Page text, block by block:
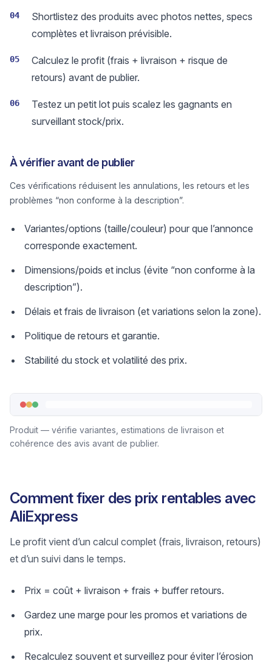
04
Shortlistez des produits avec photos nettes, specs
complètes et livraison prévisible.
05
Calculez le profit (frais + livraison + risque de
retours) avant de publier.
06
Testez un petit lot puis scalez les gagnants en
surveillant stock/prix.
À vérifier avant de publier
Ces vérifications réduisent les annulations, les retours et les
problèmes “non conforme à la description”.
Variantes/options (taille/couleur) pour que l’annonce
corresponde exactement.
Dimensions/poids et inclus (évite “non conforme à la
description”).
Délais et frais de livraison (et variations selon la zone).
Politique de retours et garantie.
Stabilité du stock et volatilité des prix.
Produit — vérifie variantes, estimations de livraison et
cohérence des avis avant de publier.
Comment fixer des prix rentables avec
AliExpress
Le profit vient d’un calcul complet (frais, livraison, retours)
et d’un suivi dans le temps.
Prix = coût + livraison + frais + buffer retours.
Gardez une marge pour les promos et variations de
prix.
Recalculez souvent et surveillez pour éviter l’érosion